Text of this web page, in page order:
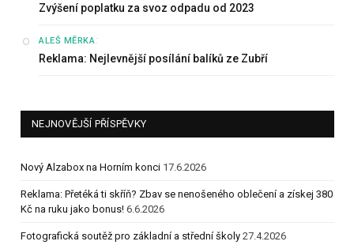
Zvýšení poplatku za svoz odpadu od 2023
ALEŠ MĚRKA:
Reklama: Nejlevnější posílání balíků ze Zubří
NEJNOVĚJŠÍ PŘÍSPĚVKY
Nový Alzabox na Horním konci 17.6.2026
Reklama: Přetéká ti skříň? Zbav se nenošeného oblečení a získej 380
Kč na ruku jako bonus! 6.6.2026
Fotografická soutěž pro základní a střední školy 27.4.2026